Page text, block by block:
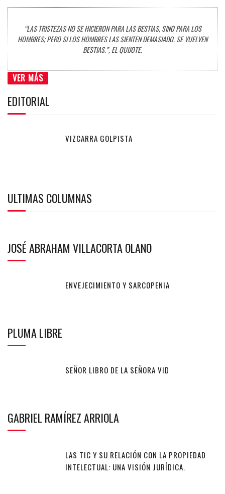
“LAS TRISTEZAS NO SE HICIERON PARA LAS BESTIAS, SINO PARA LOS
HOMBRES; PERO SI LOS HOMBRES LAS SIENTEN DEMASIADO, SE VUELVEN
BESTIAS.”, EL QUIJOTE.
VER MÁS
EDITORIAL
VIZCARRA GOLPISTA
ULTIMAS COLUMNAS
JOSÉ ABRAHAM VILLACORTA OLANO
ENVEJECIMIENTO Y SARCOPENIA
PLUMA LIBRE
SEÑOR LIBRO DE LA SEÑORA VID
GABRIEL RAMÍREZ ARRIOLA
LAS TIC Y SU RELACIÓN CON LA PROPIEDAD
INTELECTUAL: UNA VISIÓN JURÍDICA.